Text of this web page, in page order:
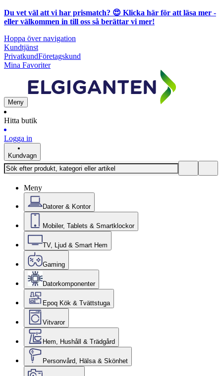
Du vet väl att vi har prismatch? 😍 Klicka här för att läsa mer -
eller välkommen in till oss så berättar vi mer!
Hoppa över navigation
Kundtjänst
PrivatkundFöretagskund
Mina Favoriter
Meny
Hitta butik
Logga in
Kundvagn
Meny
Datorer & Kontor
Mobiler, Tablets & Smartklockor
TV, Ljud & Smart Hem
Gaming
Datorkomponenter
Epoq Kök & Tvättstuga
Vitvaror
Hem, Hushåll & Trädgård
Personvård, Hälsa & Skönhet